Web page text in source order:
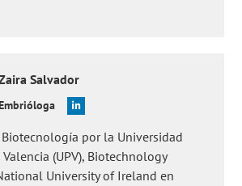
Salvador
por la Universidad
(UPV), Biotechnology
University of Ireland en